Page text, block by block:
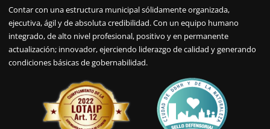
Contar con una estructura municipal sólidamente organizada,
ejecutiva, ágil y de absoluta credibilidad. Con un equipo humano
integrado, de alto nivel profesional, positivo y en permanente
actualización; innovador, ejerciendo liderazgo de calidad y generando
condiciones básicas de gobernabilidad.